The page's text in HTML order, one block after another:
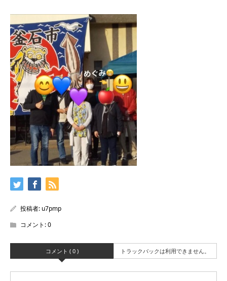
投稿者: u7pmp
コメント:0
コメント ( 0 ) トラックバックは利用できません。